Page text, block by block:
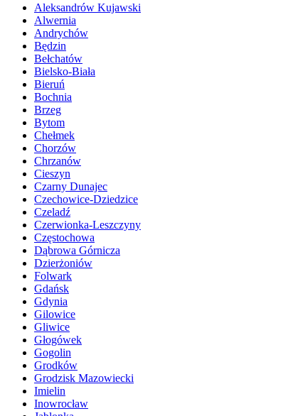
Aleksandrów Kujawski
Alwernia
Andrychów
Będzin
Bełchatów
Bielsko-Biała
Bieruń
Bochnia
Brzeg
Bytom
Chełmek
Chorzów
Chrzanów
Cieszyn
Czarny Dunajec
Czechowice-Dziedzice
Czeladź
Czerwionka-Leszczyny
Częstochowa
Dąbrowa Górnicza
Dzierżoniów
Folwark
Gdańsk
Gdynia
Gilowice
Gliwice
Głogówek
Gogolin
Grodków
Grodzisk Mazowiecki
Imielin
Inowrocław